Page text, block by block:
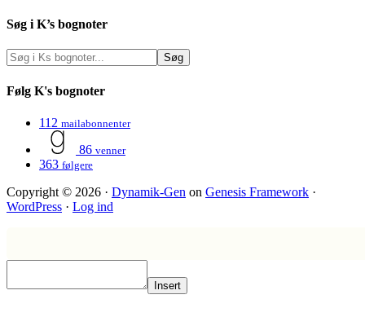
Søg i K’s bognoter
Følg K's bognoter
112 mailabonnenter
86 venner
363 følgere
Copyright © 2026 · Dynamik-Gen on Genesis Framework ·
WordPress · Log ind
Insert